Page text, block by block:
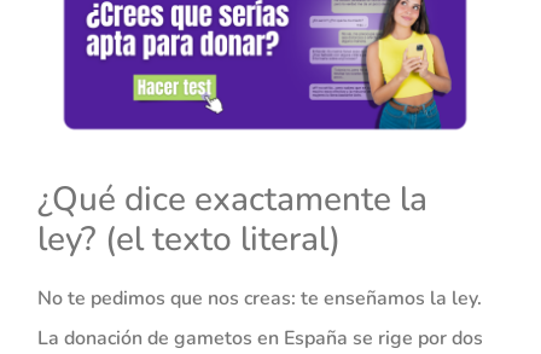
¿Qué dice exactamente la
ley? (el texto literal)
No te pedimos que nos creas: te enseñamos la ley.
La donación de gametos en España se rige por dos